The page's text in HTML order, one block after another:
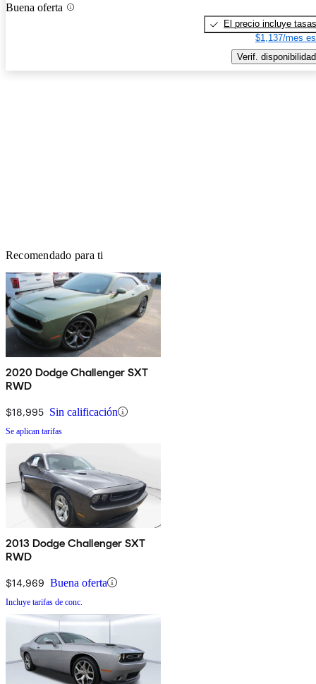
Buena oferta
El precio incluye tasas
$1,137/mes
Verif. disponibilidad
Recomendado para ti
2020 Dodge Challenger SXT
RWD
$18,995 Sin calificación
Se aplican tarifas
2013 Dodge Challenger SXT
RWD
$14,969 Buena oferta
Incluye tarifas de conc.